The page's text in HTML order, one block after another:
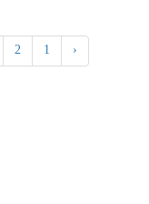
‹
1
2